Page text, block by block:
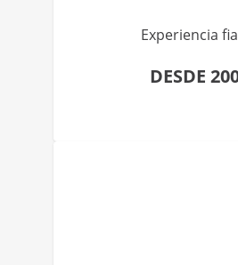
Experiencia
DESDE